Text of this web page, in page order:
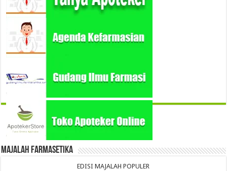
Majalah Farmasetika
EDISI MAJALAH POPULER